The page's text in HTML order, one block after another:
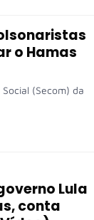
o Hamas
(Secom) da
Lula
conta